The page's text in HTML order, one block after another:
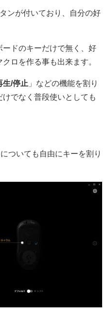
ンが付いており、自分の好
ドのキーだけで無く、好
ロを作る事も出来ます。
生/停止 」などの機能を割り
でなく普段使いとしても
ついても自由にキーを割り